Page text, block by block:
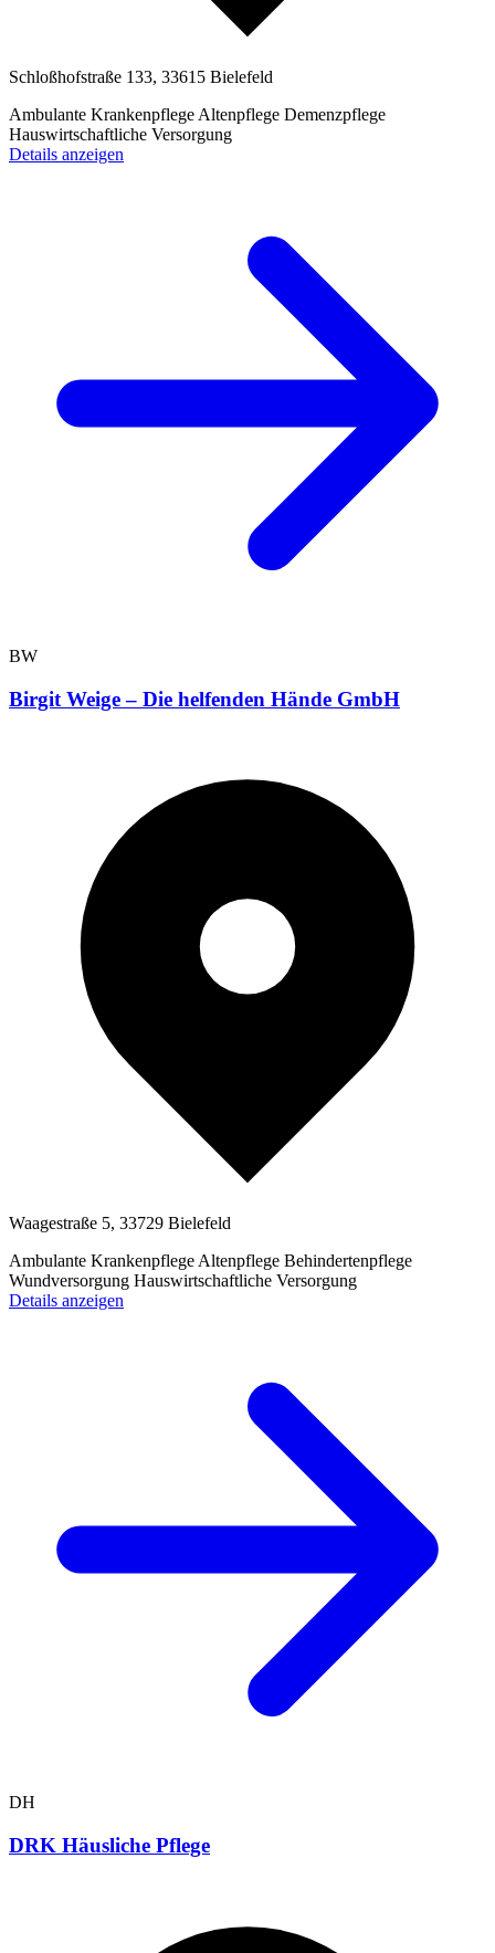
Schloßhofstraße 133, 33615 Bielefeld
Ambulante Krankenpflege Altenpflege Demenzpflege
Hauswirtschaftliche Versorgung
Details anzeigen
BW
Birgit Weige – Die helfenden Hände GmbH
Waagestraße 5, 33729 Bielefeld
Ambulante KrankenpflegeAltenpflege Behindertenpflege
Wundversorgung Hauswirtschaftliche Versorgung
Details anzeigen
DH
DRK Häusliche Pflege